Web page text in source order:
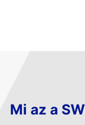
Mi az a